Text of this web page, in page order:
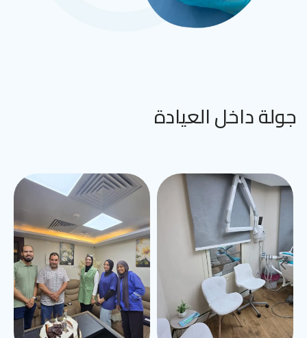
جولة داخل العيادة